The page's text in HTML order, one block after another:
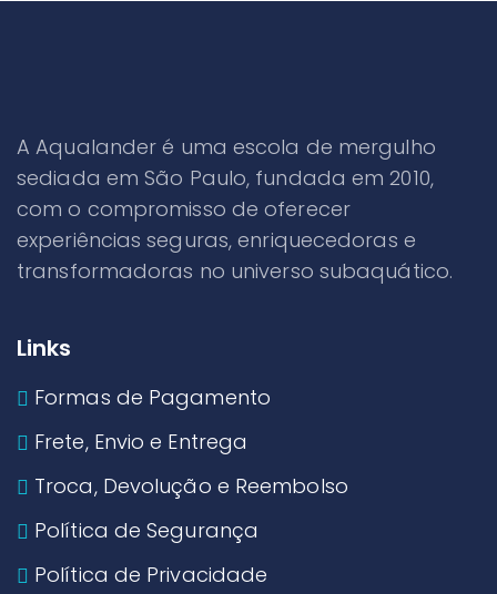
A Aqualander é uma escola de mergulho
sediada em São Paulo, fundada em 2010,
com o compromisso de oferecer
experiências seguras, enriquecedoras e
transformadoras no universo subaquático.
Links
Formas de Pagamento
Frete, Envio e Entrega
Troca, Devolução e Reembolso
Política de Segurança
Política de Privacidade